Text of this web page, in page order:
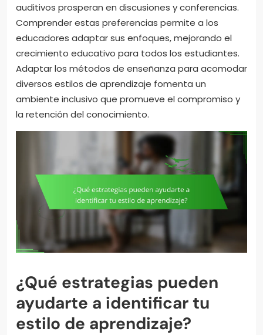
auditivos prosperan en discusiones y conferencias.
Comprender estas preferencias permite a los
educadores adaptar sus enfoques, mejorando el
crecimiento educativo para todos los estudiantes.
Adaptar los métodos de enseñanza para acomodar
diversos estilos de aprendizaje fomenta un
ambiente inclusivo que promueve el compromiso y
la retención del conocimiento.
¿Qué estrategias pueden
ayudarte a identificar tu
estilo de aprendizaje?